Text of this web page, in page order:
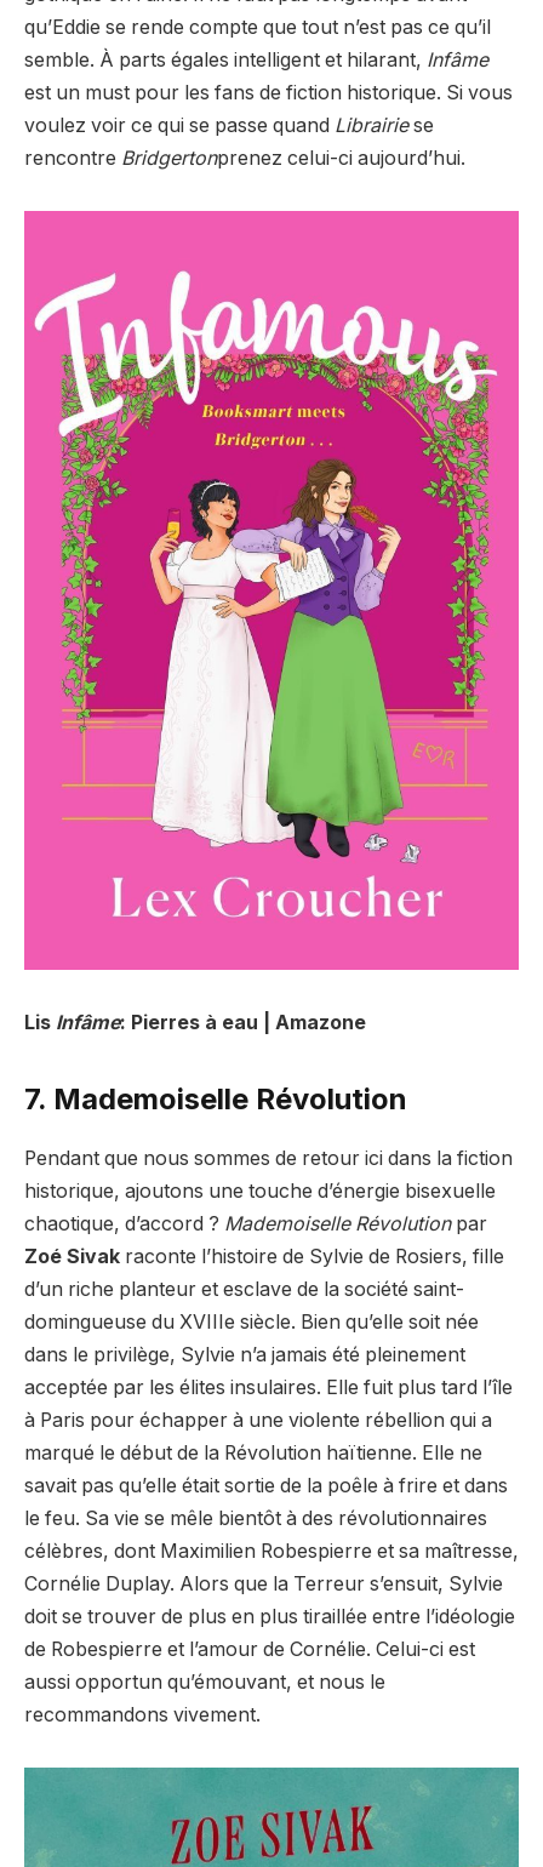
qu’Eddie se rende compte que tout n’est pas ce qu’il
semble. À parts égales intelligent et hilarant, Infâme
est un must pour les fans de fiction historique. Si vous
voulez voir ce qui se passe quand Librairiese
rencontre Bridgertonprenez celui-ci aujourd’hui.
Lis Infâme: Pierres à eau | Amazone
7. Mademoiselle Révolution
Pendant que nous sommes de retour ici dans la fiction
historique, ajoutons une touche d’énergie bisexuelle
chaotique, d’accord ? Mademoiselle Révolutionpar
Zoé Sivak raconte l’histoire de Sylvie de Rosiers, fille
d’un riche planteur et esclave de la société saint-
domingueuse du XVIIIe siècle. Bien qu’elle soit née
dans le privilège, Sylvie n’a jamais été pleinement
acceptée par les élites insulaires. Elle fuit plus tard l’île
à Paris pour échapper à une violente rébellion qui a
marqué le début de la Révolution haïtienne. Elle ne
savait pas qu’elle était sortie de la poêle à frire et dans
le feu. Sa vie se mêle bientôt à des révolutionnaires
célèbres, dont Maximilien Robespierre et sa maîtresse,
Cornélie Duplay. Alors que la Terreur s’ensuit, Sylvie
doit se trouver de plus en plus tiraillée entre l’idéologie
de Robespierre et l’amour de Cornélie. Celui-ci est
aussi opportun qu’émouvant, et nous le
recommandons vivement.